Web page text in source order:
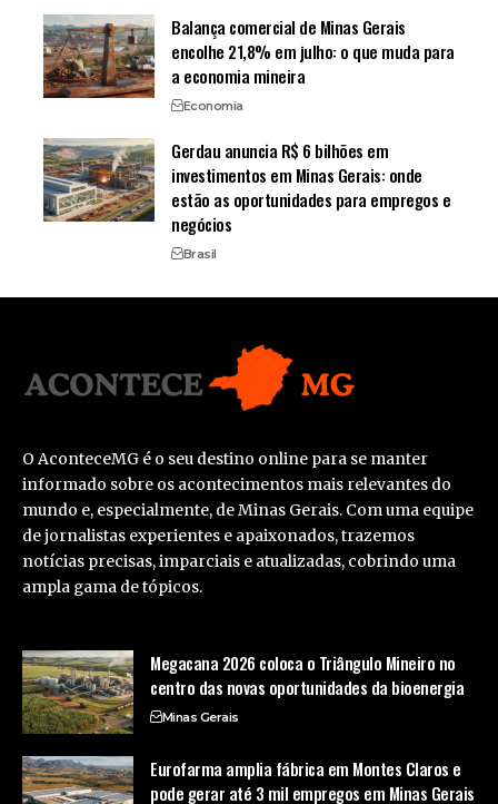
Balança comercial de Minas Gerais
encolhe 21,8% em julho: o que muda para
a economia mineira
Economia
Gerdau anuncia R$ 6 bilhões em
investimentos em Minas Gerais: onde
estão as oportunidades para empregos e
negócios
Brasil
O AconteceMG é o seu destino online para se manter
informado sobre os acontecimentos mais relevantes do
mundo e, especialmente, de Minas Gerais. Com uma equipe
de jornalistas experientes e apaixonados, trazemos
notícias precisas, imparciais e atualizadas, cobrindo uma
ampla gama de tópicos.
Megacana 2026 coloca o Triângulo Mineiro no
centro das novas oportunidades da bioenergia
Minas Gerais
Eurofarma amplia fábrica em Montes Claros e
pode gerar até 3 mil empregos em Minas Gerais